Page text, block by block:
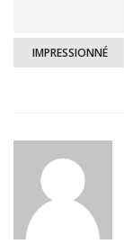
IMPRESSIONNÉ